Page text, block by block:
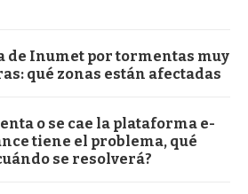
de Inumet por tormentas muy
qué zonas están afectadas
o se cae la plataforma e-
tiene el problema, qué
se resolverá?